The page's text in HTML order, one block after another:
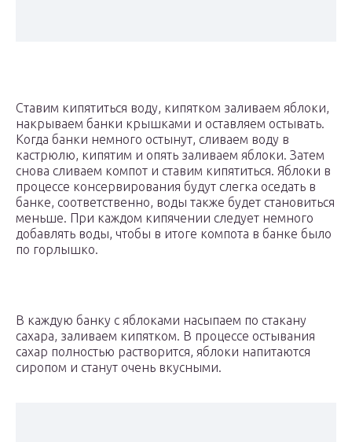
Ставим кипятиться воду, кипятком заливаем яблоки,
накрываем банки крышками и оставляем остывать.
Когда банки немного остынут, сливаем воду в
кастрюлю, кипятим и опять заливаем яблоки. Затем
снова сливаем компот и ставим кипятиться. Яблоки в
процессе консервирования будут слегка оседать в
банке, соответственно, воды также будет становиться
меньше. При каждом кипячении следует немного
добавлять воды, чтобы в итоге компота в банке было
по горлышко.
В каждую банку с яблоками насыпаем по стакану
сахара, заливаем кипятком. В процессе остывания
сахар полностью растворится, яблоки напитаются
сиропом и станут очень вкусными.